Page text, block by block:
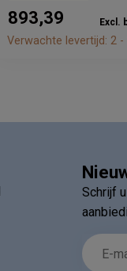
893,39 Excl.
Verwachte levertijd: 2 -
Schrijf